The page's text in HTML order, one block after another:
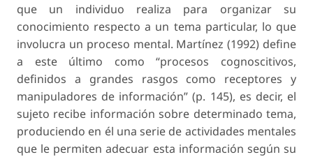
que un individuo realiza para organizar su
conocimiento respecto a un tema particular, lo que
involucra un proceso mental. Martínez (1992) define
a este último como “procesos cognoscitivos,
definidos a grandes rasgos como receptores y
manipuladores de información” (p. 145), es decir, el
sujeto recibe información sobre determinado tema,
produciendo en él una serie de actividades mentales
que le permiten adecuar esta información según su